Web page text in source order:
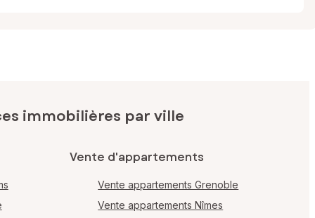
immobilières par ville
Vente d'appartements
Vente appartements Grenoble
Vente appartements Nîmes